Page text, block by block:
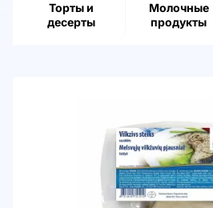
Торты и
десерты
Молочные
продукты